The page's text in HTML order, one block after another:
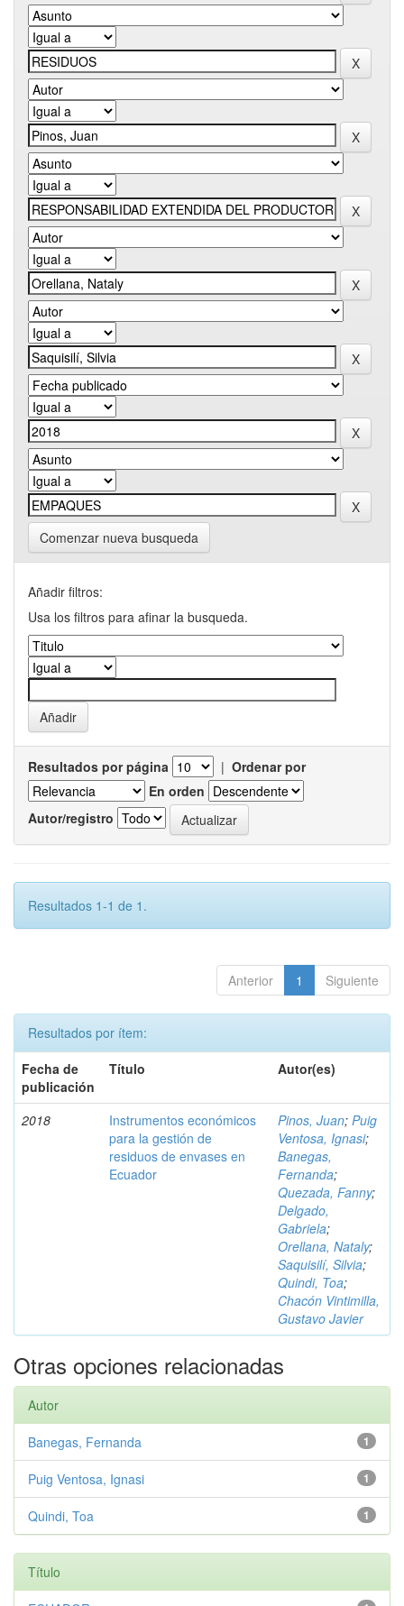
Comenzar nueva busqueda
Añadir filtros:
Usa los filtros para afinar la busqueda.
Resultados por página | Ordenar por
En orden
Autor/registro
Resultados 1-1 de 1.
Anterior 1 Siguiente
Resultados por ítem:
Fecha de
publicación
Título Autor(es)
2018
Instrumentos económicos
para la gestión de
residuos de envases en
Ecuador
Pinos, Juan; Puig
Ventosa, Ignasi;
Banegas,
Fernanda;
Quezada, Fanny;
Delgado,
Gabriela;
Orellana, Nataly;
Saquisilí, Silvia;
Quindi, Toa;
Chacón Vintimilla,
Gustavo Javier
Otras opciones relacionadas
Autor
1
Banegas, Fernanda
1
Puig Ventosa, Ignasi
1
Quindi, Toa
Título